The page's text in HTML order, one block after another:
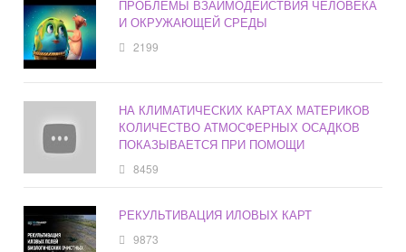
ПРОБЛЕМЫ ВЗАИМОДЕЙСТВИЯ ЧЕЛОВЕКА
И ОКРУЖАЮЩЕЙ СРЕДЫ
2199
НА КЛИМАТИЧЕСКИХ КАРТАХ МАТЕРИКОВ
КОЛИЧЕСТВО АТМОСФЕРНЫХ ОСАДКОВ
ПОКАЗЫВАЕТСЯ ПРИ ПОМОЩИ
8459
РЕКУЛЬТИВАЦИЯ ИЛОВЫХ КАРТ
9873